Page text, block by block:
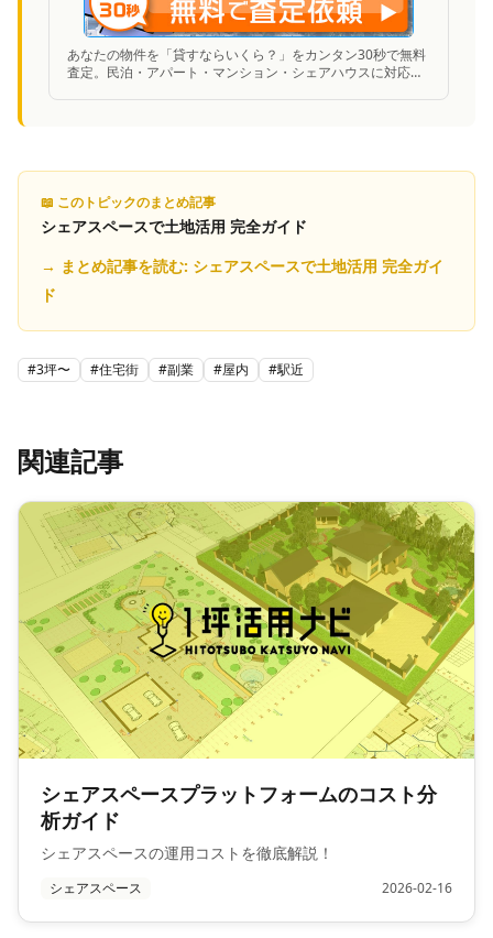
あなたの物件を「貸すならいくら？」をカンタン30秒で無料
査定。民泊・アパート・マンション・シェアハウスに対応。
📖 このトピックのまとめ記事
シェアスペースで土地活用 完全ガイド
→ まとめ記事を読む: シェアスペースで土地活用 完全ガイ
ド
#3坪〜 #住宅街 #副業 #屋内 #駅近
関連記事
シェアスペースプラットフォームのコスト分
析ガイド
シェアスペースの運用コストを徹底解説！
シェアスペース 2026-02-16